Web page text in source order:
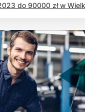
do 90000 zł w